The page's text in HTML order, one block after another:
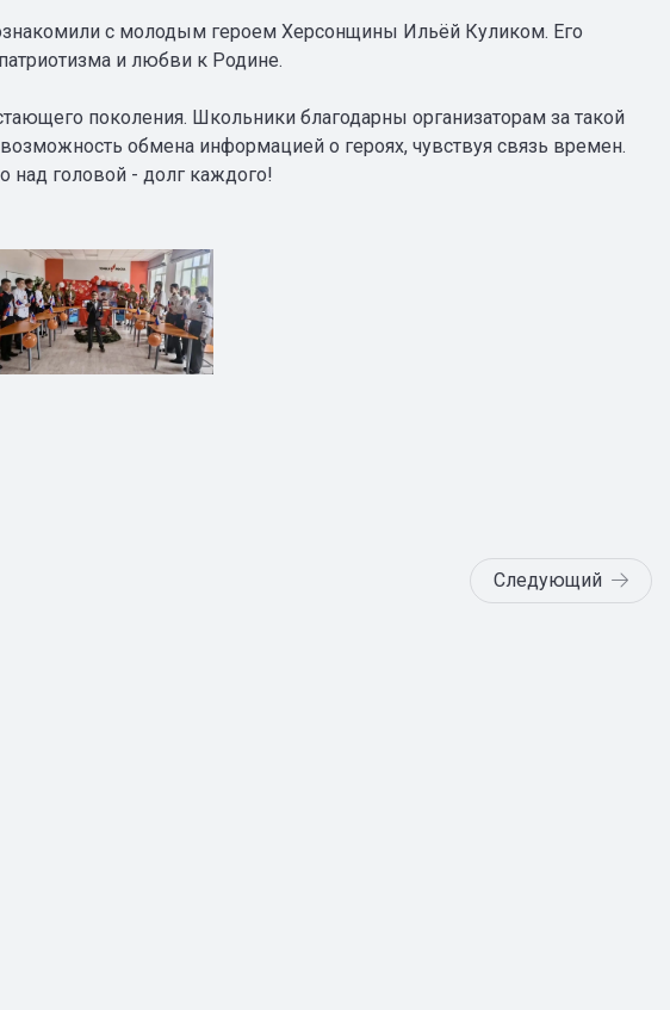
с молодым героем Херсонщины Ильёй Куликом. Его
и любви к Родине.
поколения. Школьники благодарны организаторам за такой
обмена информацией о героях, чувствуя связь времен.
над головой - долг каждого!
Следующий